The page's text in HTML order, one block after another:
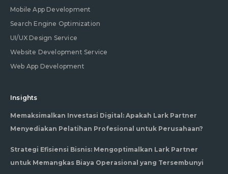
Mobile App Development
Search Engine Optimization
UI/UX Design Service
Website Development Service
Web App Development
Insights
Memaksimalkan Investasi Digital: Apakah Lark Partner
Menyediakan Pelatihan Profesional untuk Perusahaan?
Strategi Efisiensi Bisnis: Mengoptimalkan Lark Partner
untuk Memangkas Biaya Operasional yang Tersembunyi